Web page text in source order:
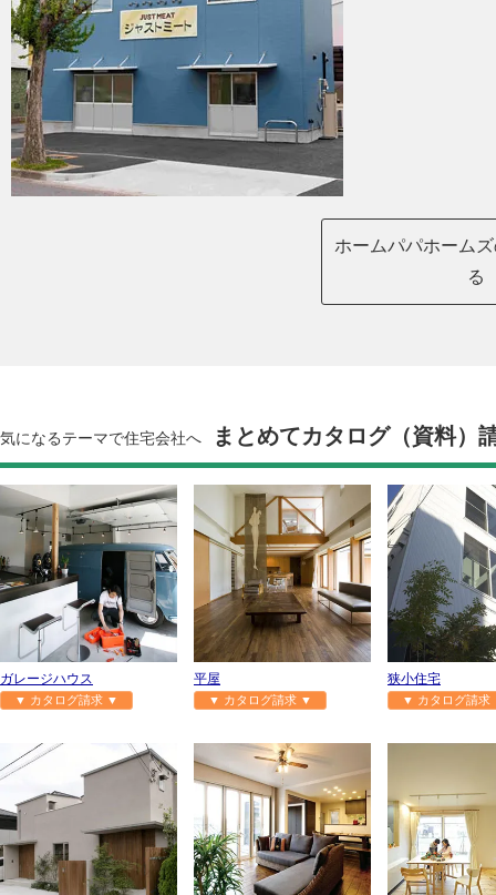
ホームパパホーム
る
気になるテーマで住宅会社へ まとめてカタログ（資料）
ガレージハウス
▼ カタログ請求 ▼
平屋
▼ カタログ請求 ▼
狭小住宅
▼ カタログ請